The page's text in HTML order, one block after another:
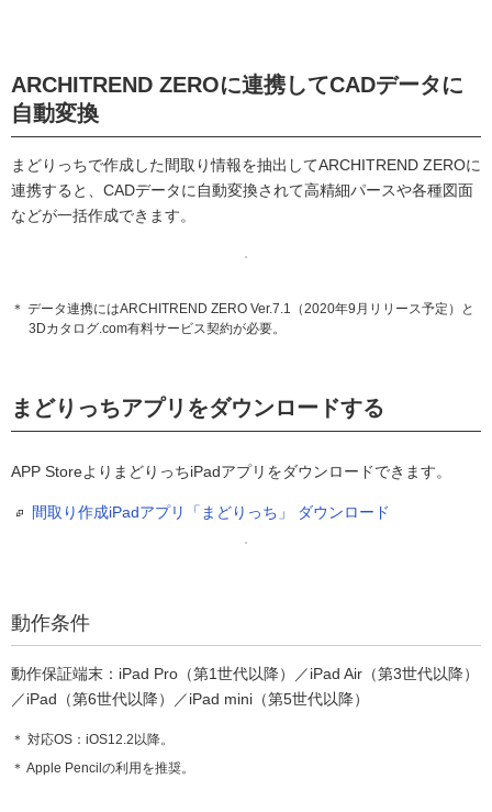
ARCHITREND ZEROに連携してCADデータに
自動変換
まどりっちで作成した間取り情報を抽出してARCHITREND ZEROに
連携すると、CADデータに自動変換されて高精細パースや各種図面
などが一括作成できます。
＊ データ連携にはARCHITREND ZERO Ver.7.1（2020年9月リリース予定）と
3Dカタログ.com有料サービス契約が必要。
まどりっちアプリをダウンロードする
APP StoreよりまどりっちiPadアプリをダウンロードできます。
間取り作成iPadアプリ「まどりっち」 ダウンロード
動作条件
動作保証端末：iPad Pro（第1世代以降）／iPad Air（第3世代以降）
／iPad（第6世代以降）／iPad mini（第5世代以降）
＊ 対応OS：iOS12.2以降。
＊ Apple Pencilの利用を推奨。